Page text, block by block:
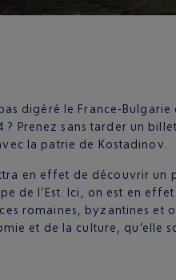
digéré le France-Bulgarie
? Prenez sans tarder un
la patrie de Kostadinov.
en effet de découvrir un
de l’Est. Ici, on est en effet
romaines, byzantines et
et de la culture, qu’elle